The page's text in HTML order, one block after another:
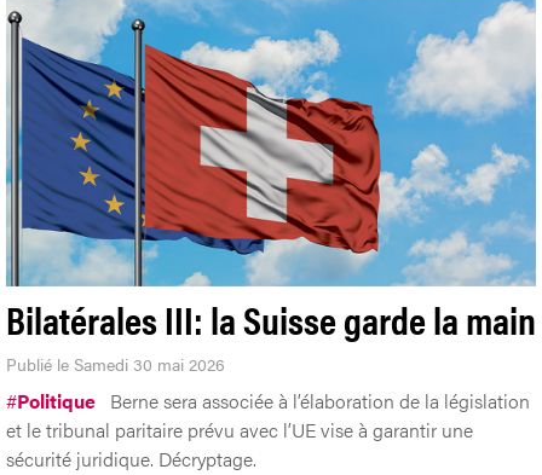
Bilatérales III: la Suisse garde la main
Publié le Samedi 30 mai 2026
#Politique Berne sera associée à l’élaboration de la législation
et le tribunal paritaire prévu avec l’UE vise à garantir une
sécurité juridique. Décryptage.